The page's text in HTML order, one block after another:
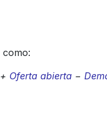
como:
+ Oferta abierta −